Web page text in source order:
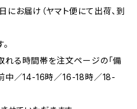
お届け（ヤマト便にて出荷、到
れる時間帯を注文ページの「備
前中／14-16時／16-18時／18-